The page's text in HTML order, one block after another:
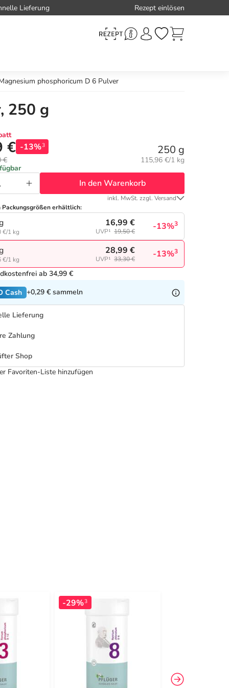
Lieferung Rezept einlösen
phosphoricum D 6 Pulver
250 g
€ -13%3
€
250 g
Grundpreis:
115,96 €/1 kg
In den Warenkorb
inkl. MwSt. zzgl. Versand
Packungsgrößen erhältlich:
€/1 kg
16,99 €
UVP¹ 19,50 € -13%3
€/1 kg
28,99 €
UVP¹ 33,30 € -13%3
ab 34,99 €
Cash +0,29 € sammeln
Lieferung
Zahlung
Shop
Favoriten-Liste hinzufügen
-29%3